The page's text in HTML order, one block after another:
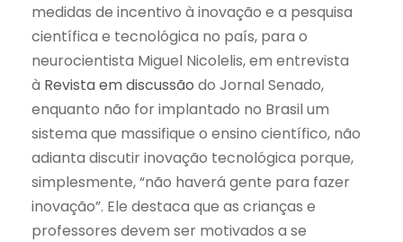
medidas de incentivo à inovação e a pesquisa
científica e tecnológica no país, para o
neurocientista Miguel Nicolelis, em entrevista
à Revista em discussão do Jornal Senado,
enquanto não for implantado no Brasil um
sistema que massifique o ensino científico, não
adianta discutir inovação tecnológica porque,
simplesmente, “não haverá gente para fazer
inovação”. Ele destaca que as crianças e
professores devem ser motivados a se